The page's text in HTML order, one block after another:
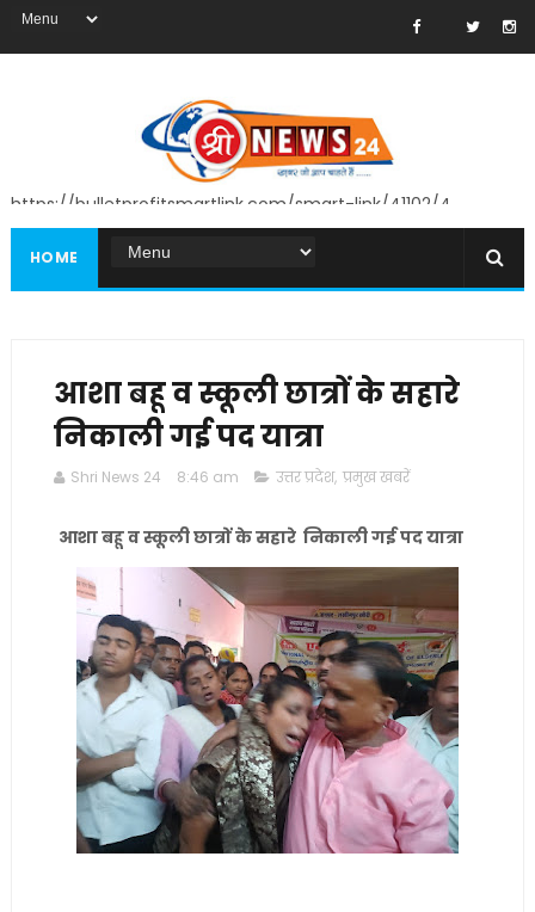
https://bulletprofitsmartlink.com/smart-link/41102/4
HOME
आशा बहू व स्कूली छात्रों के सहारे
निकाली गई पद यात्रा
Shri News 24 8:46 am उत्तर प्रदेश, प्रमुख खबरें
आशा बहू व स्कूली छात्रों के सहारे निकाली गई पद यात्रा